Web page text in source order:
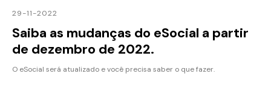
29-11-2022
Saiba as mudanças do eSocial a partir
de dezembro de 2022.
O eSocial será atualizado e você precisa saber o que fazer.